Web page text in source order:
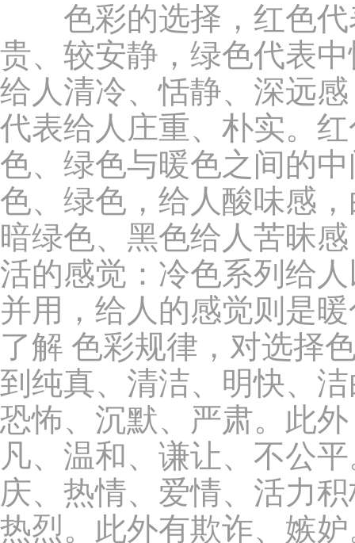
色彩的选择，红色代
贵、较安静，绿色代表
给人清冷、恬静、深远
代表给人庄重、朴实。
色、绿色与暖色之间的
色、绿色，给人酸味感
暗绿色、黑色给人苦昧
活的感觉：冷色系列给
并用，给人的感觉则是
了解 色彩规律，对选择
到纯真、清洁、明快、
恐怖、沉默、严肃。此
凡、温和、谦让、不公
庆、热情、爱情、活力
热烈。此外有欺诈、嫉